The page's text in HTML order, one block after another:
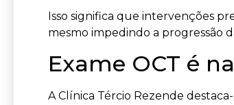
Isso significa que intervenções
mesmo impedindo a progressão
Exame OCT é
A Clínica Tércio Rezende